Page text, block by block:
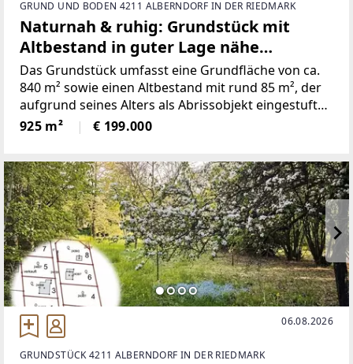
GRUND UND BODEN 4211 ALBERNDORF IN DER RIEDMARK
Naturnah & ruhig: Grundstück mit
Altbestand in guter Lage nähe
Gallneukirchen! - Gemeinde Alberndorf
in der Riedmark (GST 2438/1)
Das Grundstück umfasst eine Grundfläche von ca.
840 m² sowie einen Altbestand mit rund 85 m², der
aufgrund seines Alters als Abrissobjekt eingestuft
wird – ideal für Bauherren, die ihr Projekt von Grund
auf neu gestalten möchten. (Alle Grundstücke
925 m² € 199.000
06.08.2026
GRUNDSTÜCK 4211 ALBERNDORF IN DER RIEDMARK